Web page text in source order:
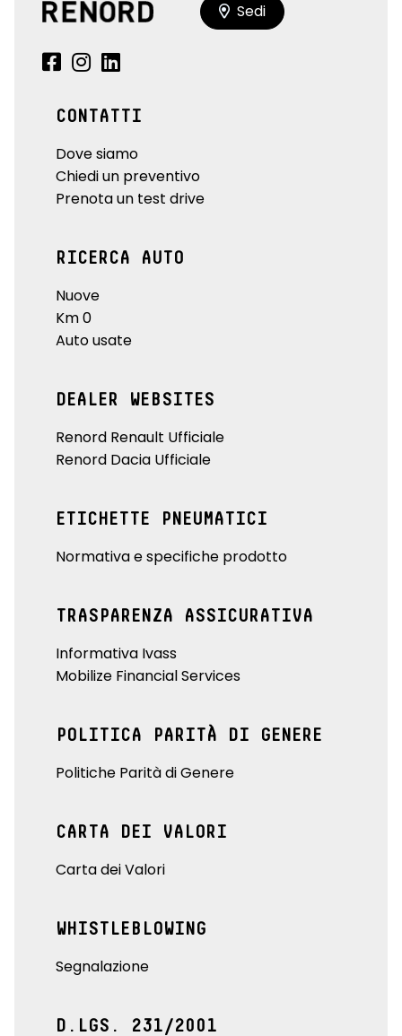
Sedi
CONTATTI
Dove siamo
Chiedi un preventivo
Prenota un test drive
RICERCA AUTO
Nuove
Km 0
Auto usate
DEALER WEBSITES
Renord Renault Ufficiale
Renord Dacia Ufficiale
ETICHETTE PNEUMATICI
Normativa e specifiche prodotto
TRASPARENZA ASSICURATIVA
Informativa Ivass
Mobilize Financial Services
POLITICA PARITÀ DI GENERE
Politiche Parità di Genere
CARTA DEI VALORI
Carta dei Valori
WHISTLEBLOWING
Segnalazione
D.LGS. 231/2001